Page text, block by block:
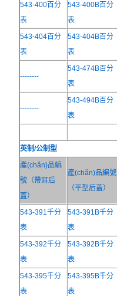
543-400百分
表
543-400B百分
表
543-404百分
表
543-404B百分
表
--------
543-474B百分
表
--------
543-494B百分
表
英制/公制型
產(chǎn)品編
號（帶耳后
蓋）
產(chǎn)品編號
（平型后蓋）
543-391千分
表
543-391B千分
表
543-392千分
表
543-392B千分
表
543-395千分
表
543-395B千分
表